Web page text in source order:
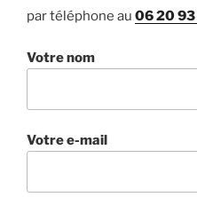
par téléphone au 06 20 93
Votre nom
Votre e-mail